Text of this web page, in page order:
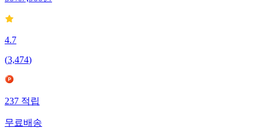
4.7
(3,474)
237 적립
무료배송